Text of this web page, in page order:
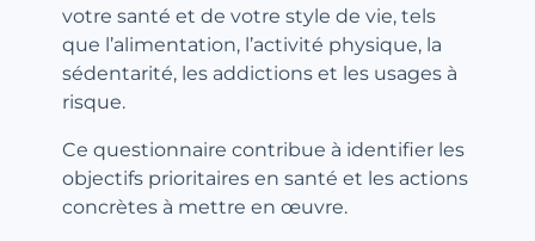
votre santé et de votre style de vie, tels
que l’alimentation, l’activité physique, la
sédentarité, les addictions et les usages à
risque.
Ce questionnaire contribue à identifier les
objectifs prioritaires en santé et les actions
concrètes à mettre en œuvre.